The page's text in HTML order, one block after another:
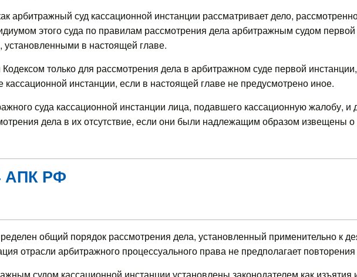
арбитражный суд кассационной инстанции рассматривает дело,
этого суда по правилам рассмотрения дела арбитражным судом
в настоящей главе.
только для рассмотрения дела в арбитражном суде первой
инстанции, если в настоящей главе не предусмотрено иное.
суда кассационной инстанции лица, подавшего кассационную жалобу, и
дела в их отсутствие, если они были надлежащим образом извещены
АПК РФ
общий порядок рассмотрения дела, установленный применительно к
отрасли арбитражного процессуального права не предполагает
судом кассационной инстанции установлены законодателем как изъятия